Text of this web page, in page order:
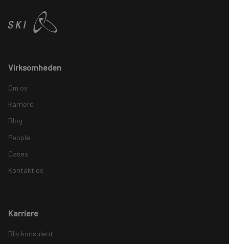
Virksomheden
Om os
Karriere
Blog
People
Cases
Kontakt os
Karriere
Bliv konsulent